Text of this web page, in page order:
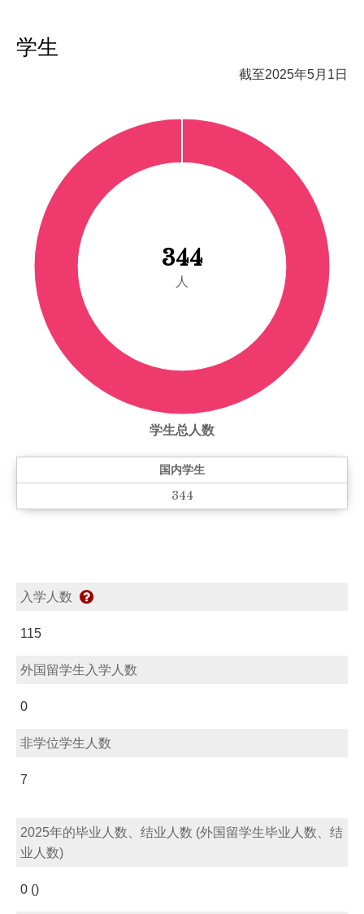
学生
截至2025年5月1日
344
人
学生总人数
国内学生
344
入学人数
115
外国留学生入学人数
0
非学位学生人数
7
2025年的毕业人数、结业人数 (外国留学生毕业人数、结
业人数)
0 ()